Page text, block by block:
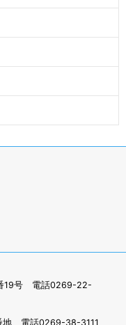
19号 電話0269-22-
地 電話0269-38-3111